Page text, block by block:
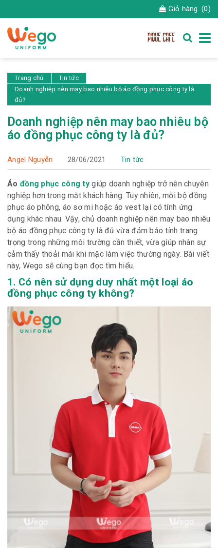
Giỏ hàng (0)
Trang chủ
Tin tức
Doanh nghiệp nên may bao nhiêu bộ áo đồng phục công ty là
đủ?
Doanh nghiệp nên may bao nhiêu bộ
áo đồng phục công ty là đủ?
Angel Nguyễn 28/06/2021 Tin tức
Áo đồng phục công ty giúp doanh nghiệp trở nên chuyên
nghiệp hơn trong mắt khách hàng. Tuy nhiên, mỗi bộ đồng
phục áo phông, áo sơ mi hoặc áo vest lại có tính ứng
dụng khác nhau. Vậy, chủ doanh nghiệp nên may bao nhiêu
bộ áo đồng phục công ty là đủ vừa đảm bảo tính trang
trọng trong những môi trường cần thiết, vừa giúp nhân sự
cảm thấy thoải mái khi mặc làm việc thường ngày. Bài viết
này, Wego sẽ cùng bạn đọc tìm hiểu.
1. Có nên sử dụng duy nhất một loại áo
đồng phục công ty không?